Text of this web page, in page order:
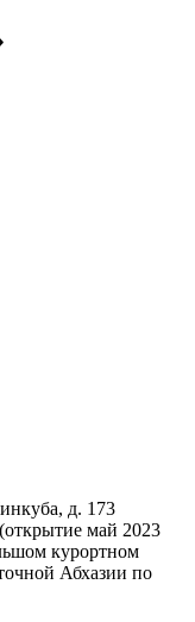
д. 173
май 2023
курортном
Абхазии по